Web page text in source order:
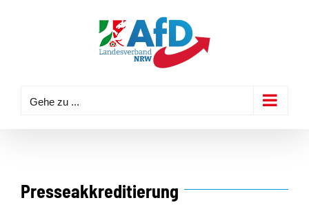
Gehe zu ...
Presseakkreditierung